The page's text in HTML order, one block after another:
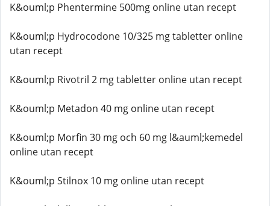
K&ouml;p Phentermine 500mg online utan recept
K&ouml;p Hydrocodone 10/325 mg tabletter online
utan recept
K&ouml;p Rivotril 2 mg tabletter online utan recept
K&ouml;p Metadon 40 mg online utan recept
K&ouml;p Morfin 30 mg och 60 mg l&auml;kemedel
online utan recept
K&ouml;p Stilnox 10 mg online utan recept